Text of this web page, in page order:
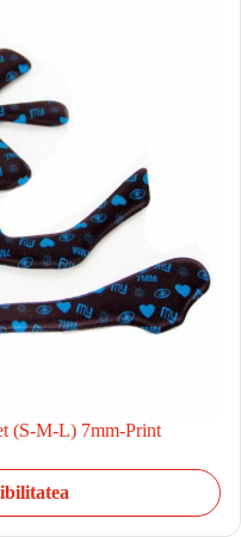
(S-M-L) 7mm-Print